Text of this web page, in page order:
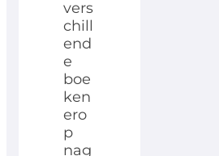
vers
chill
end
e
boe
ken
ero
p
nag